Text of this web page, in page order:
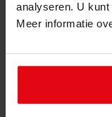
analyseren. U
Meer informatie
duurzaam